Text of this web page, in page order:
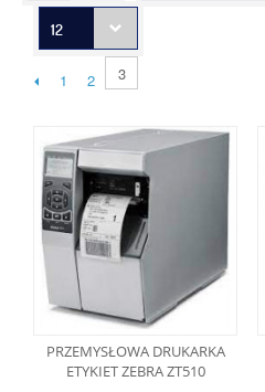
12
1 2 3
PRZEMYSŁOWA DRUKARKA
ETYKIET ZEBRA ZT510